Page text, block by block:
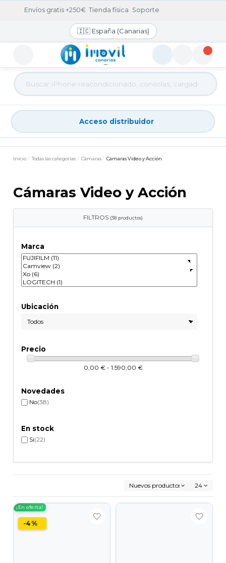
Envíos gratis +250€ ·Tienda física · Soporte
🇮🇨 España (Canarias)
Acceso distribuidor
Acceso distribuidor
Inicio Todas las categorías Cámaras Cámaras Video y Acción
Cámaras Video y Acción
FILTROS (38 productos)
Marca
Ubicación
Precio
0,00 € - 1.590,00 €
Novedades
No(38)
En stock
Si(22)
Nuevos productos primero
24
¡En oferta!
-4%
favorite_border favorite_border